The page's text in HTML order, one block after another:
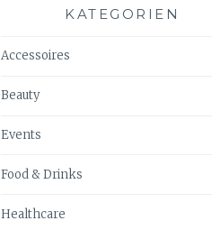
KATEGORIEN
Accessoires
Beauty
Events
Food & Drinks
Healthcare